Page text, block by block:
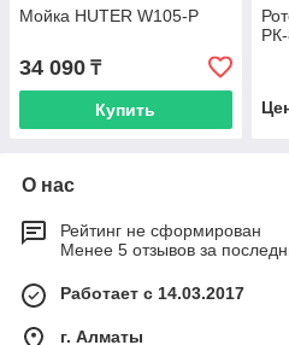
Мойка HUTER W105-Р
34 090 ₸
Купить
О нас
Рейтинг не сформирован
Менее 5 отзывов за
Работает с 14.03.2017
г. Алматы